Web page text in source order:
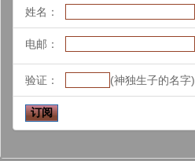
姓名：
电邮：
验证： (神独生子的名字)